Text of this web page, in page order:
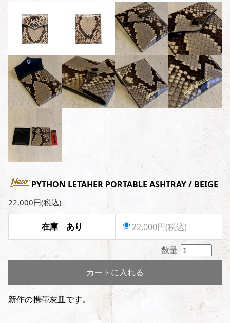
PYTHON LETAHER PORTABLE ASHTRAY / BEIGE
22,000円(税込)
在庫 あり 22,000円(税込)
数量
カートに入れる
新作の携帯灰皿です。